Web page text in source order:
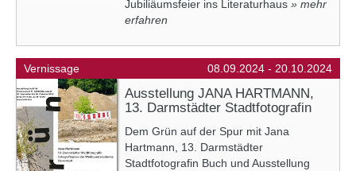
Jubiliäumsfeier ins Literaturhaus » mehr
erfahren
Vernissage 08.09.2024 - 20.10.2024
Ausstellung JANA HARTMANN,
13. Darmstädter Stadtfotografin
Dem Grün auf der Spur mit Jana
Hartmann, 13. Darmstädter
Stadtfotografin Buch und Ausstellung